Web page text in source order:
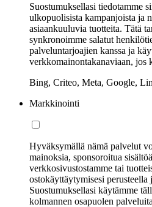
Suostumuksellasi tiedotamme
ulkopuolisista kampanjoista ja
asiaankuuluvia tuotteita. Tätä
synkronoimme salatut
palveluntarjoajien kanssa ja
verkkomainontakanaviaan, jos
Bing, Criteo, Meta, Google,
Markkinointi
Hyväksymällä nämä palvelut
mainoksia, sponsoroitua
verkkosivustostamme tai
ostokäyttäytymisesi
Suostumuksellasi käytämme
kolmannen osapuolen